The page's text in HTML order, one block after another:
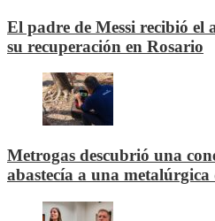
El padre de Messi recibió el
su recuperación en Rosario
Metrogas descubrió una
abastecía a una metalúrgica